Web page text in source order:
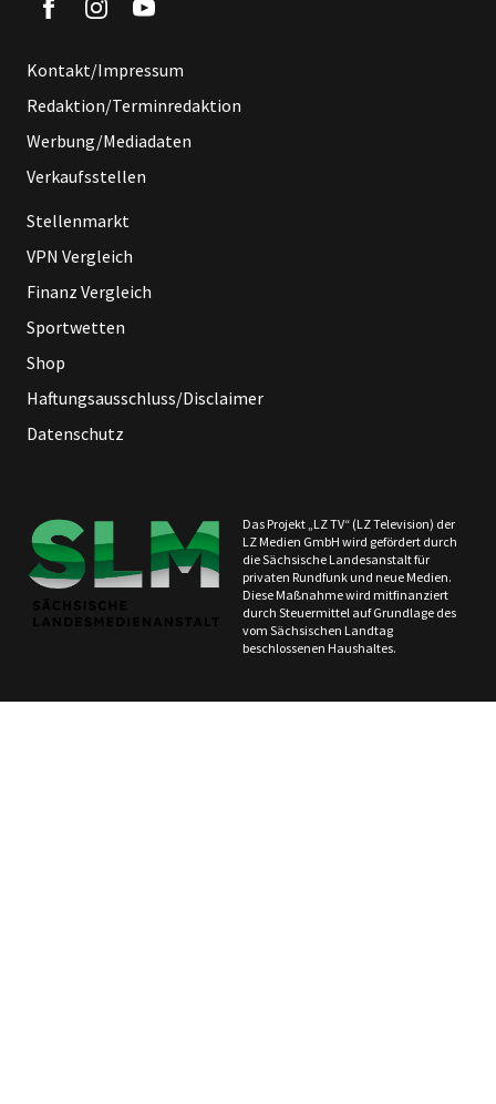
Kontakt/Impressum
Redaktion/Terminredaktion
Werbung/Mediadaten
Verkaufsstellen
Stellenmarkt
VPN Vergleich
Finanz Vergleich
Sportwetten
Shop
Haftungsausschluss/Disclaimer
Datenschutz
Das Projekt „LZ TV“ (LZ Television) der
LZ Medien GmbH wird gefördert durch
die Sächsische Landesanstalt für
privaten Rundfunk und neue Medien.
Diese Maßnahme wird mitfinanziert
durch Steuermittel auf Grundlage des
vom Sächsischen Landtag
beschlossenen Haushaltes.